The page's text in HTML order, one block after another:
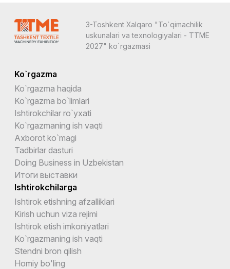
3-Toshkent Xalqaro "To`qimachilik
uskunalari va texnologiyalari - TTME
2027" ko`rgazmasi
Ko`rgazma
Ko`rgazma haqida
Ko`rgazma bo`limlari
Ishtirokchilar ro`yxati
Ko`rgazmaning ish vaqti
Axborot ko`magi
Tadbirlar dasturi
Doing Business in Uzbekistan
Итоги выставки
Ishtirokchilarga
Ishtirok etishning afzalliklari
Kirish uchun viza rejimi
Ishtirok etish imkoniyatlari
Ko`rgazmaning ish vaqti
Stendni bron qilish
Homiy bo'ling